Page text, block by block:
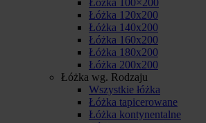
Łóżka 100×200
Łóżka 120x200
Łóżka 140x200
Łóżka 160x200
Łóżka 180x200
Łóżka 200x200
Łóżka wg. Rodzaju
Wszystkie łóżka
Łóżka tapicerowane
Łóżka kontynentalne